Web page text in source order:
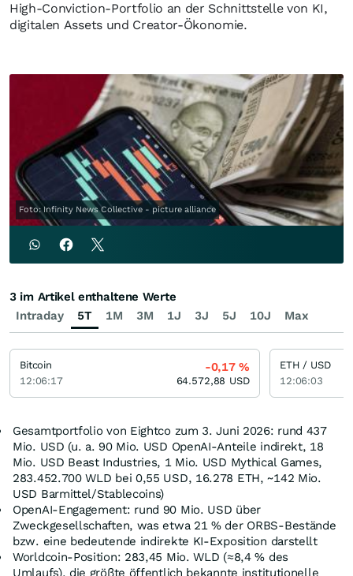
High‑Conviction‑Portfolio an der Schnittstelle von KI,
digitalen Assets und Creator‑Ökonomie.
Foto: Infinity News Collective - picture alliance
Gesamtportfolio von Eightco zum 3. Juni 2026: rund 437
Mio. USD (u. a. 90 Mio. USD OpenAI‑Anteile indirekt, 18
Mio. USD Beast Industries, 1 Mio. USD Mythical Games,
283.452.700 WLD bei 0,55 USD, 16.278 ETH, ~142 Mio.
USD Barmittel/Stablecoins)
OpenAI‑Engagement: rund 90 Mio. USD über
Zweckgesellschaften, was etwa 21 % der ORBS‑Bestände
bzw. eine bedeutende indirekte KI‑Exposition darstellt
Worldcoin‑Position: 283,45 Mio. WLD (≈8,4 % des
Umlaufs), die größte öffentlich bekannte institutionelle
Intraday 5T 1M 3M 1J 3J 5J 10J Max
3 im Artikel enthaltene Werte
Bitcoin
12:06:17
-0,17%
64.572,88 USD
ETH / USD
12:06:03